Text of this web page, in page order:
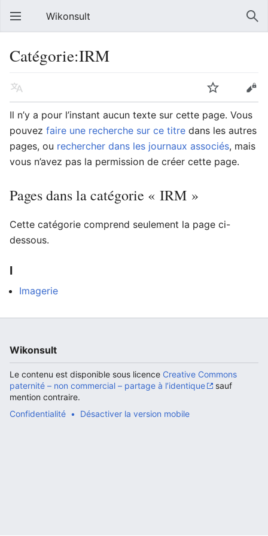
Ouvrir le menu principal
Wikonsult
Catégorie:IRM
Lire Suivre
Il n’y a pour l’instant aucun texte sur cette page. Vous
pouvez faire une recherche sur ce titre dans les autres
pages, ou rechercher dans les journaux associés, mais
vous n’avez pas la permission de créer cette page.
Pages dans la catégorie « IRM »
Cette catégorie comprend seulement la page ci-
dessous.
I
Imagerie
Wikonsult
Le contenu est disponible sous licence Creative Commons
paternité – non commercial – partage à l’identique
sauf
mention contraire.
Confidentialité
Désactiver la version mobile